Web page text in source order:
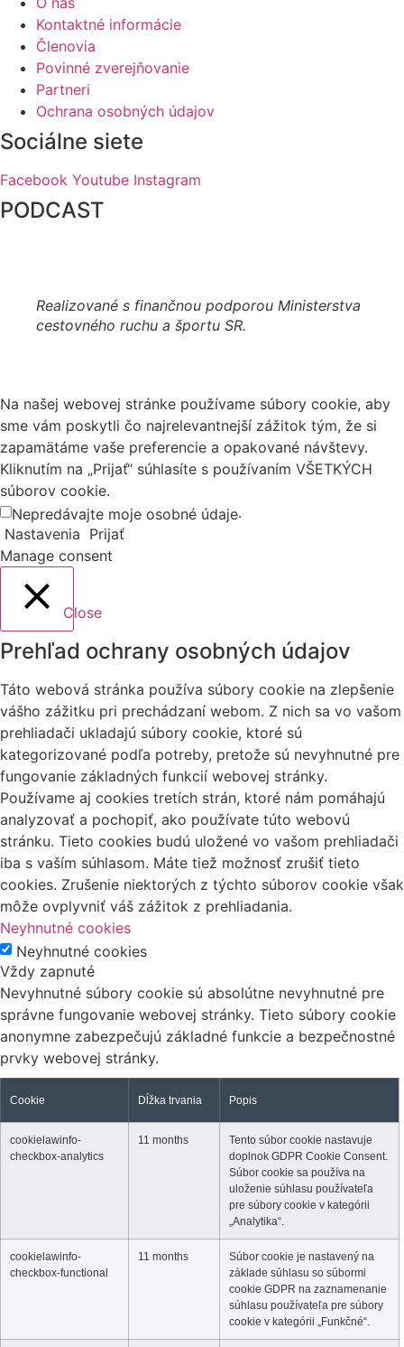
Kontaktné informácie
Členovia
Povinné zverejňovanie
Partneri
Ochrana osobných údajov
Sociálne siete
Facebook Youtube Instagram
PODCAST
Realizované s finančnou podporou Ministerstva
cestovného ruchu a športu SR.
Na našej webovej stránke používame súbory cookie, aby
sme vám poskytli čo najrelevantnejší zážitok tým, že si
zapamätáme vaše preferencie a opakované návštevy.
Kliknutím na „Prijať“ súhlasíte s používaním VŠETKÝCH
súborov cookie.
Nepredávajte moje osobné údaje.
Nastavenia Prijať
Manage consent
Close
Prehľad ochrany osobných údajov
Táto webová stránka používa súbory cookie na zlepšenie
vášho zážitku pri prechádzaní webom. Z nich sa vo vašom
prehliadači ukladajú súbory cookie, ktoré sú
kategorizované podľa potreby, pretože sú nevyhnutné pre
fungovanie základných funkcií webovej stránky.
Používame aj cookies tretích strán, ktoré nám pomáhajú
analyzovať a pochopiť, ako používate túto webovú
stránku. Tieto cookies budú uložené vo vašom prehliadači
iba s vaším súhlasom. Máte tiež možnosť zrušiť tieto
cookies. Zrušenie niektorých z týchto súborov cookie však
môže ovplyvniť váš zážitok z prehliadania.
Neyhnutné cookies
Neyhnutné cookies
Vždy zapnuté
Nevyhnutné súbory cookie sú absolútne nevyhnutné pre
správne fungovanie webovej stránky. Tieto súbory cookie
anonymne zabezpečujú základné funkcie a bezpečnostné
prvky webovej stránky.
Cookie Dĺžka trvania Popis
cookielawinfo-
checkbox-analytics
11 months
Tento súbor cookie nastavuje
doplnok GDPR Cookie Consent.
Súbor cookie sa používa na
uloženie súhlasu používateľa
pre súbory cookie v kategórii
„Analytika“.
cookielawinfo-
checkbox-functional
11 months
Súbor cookie je nastavený na
základe súhlasu so súbormi
cookie GDPR na zaznamenanie
súhlasu používateľa pre súbory
cookie v kategórii „Funkčné“.